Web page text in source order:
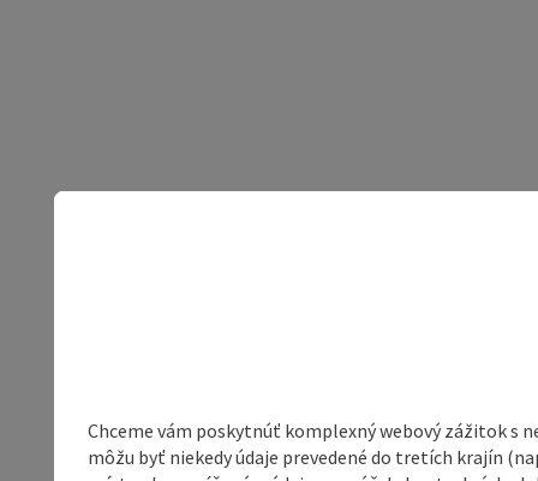
Chceme vám poskytnúť komplexný webový zážitok s
môžu byť niekedy údaje prevedené do tretích krajín